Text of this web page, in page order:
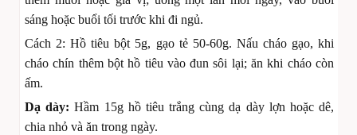
sáng hoặc buổi tối trước khi đi ngủ.
Cách 2: Hồ tiêu bột 5g, gạo tẻ 50-60g. Nấu cháo gạo, khi
cháo chín thêm bột hồ tiêu vào đun sôi lại; ăn khi cháo còn
ấm.
Dạ dày: Hầm 15g hồ tiêu trắng cùng dạ dày lợn hoặc dê,
chia nhỏ và ăn trong ngày.